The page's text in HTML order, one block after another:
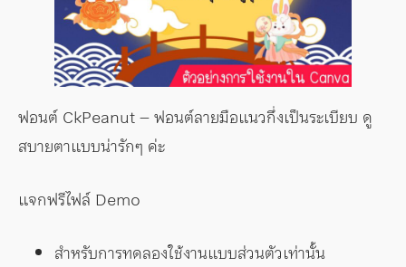
ฟอนต์ CkPeanut – ฟอนต์ลายมือแนวกึ่งเป็นระเบียบ ดู
สบายตาแบบน่ารักๆ ค่ะ
แจกฟรีไฟล์ Demo
สำหรับการทดลองใช้งานแบบส่วนตัวเท่านั้น